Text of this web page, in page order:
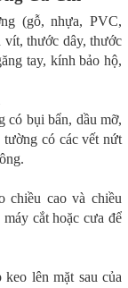
(gỗ, nhựa, PVC,
vít, thước dây, thước
tay, kính bảo hộ,
có bụi bẩn, dầu mỡ,
tường có các vết nứt
chiều cao và chiều
cắt hoặc cưa để
lên mặt sau của